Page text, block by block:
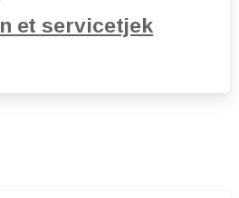
et servicetjek